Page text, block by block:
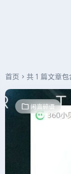
首页 共 1 篇文章包
闲言碎语